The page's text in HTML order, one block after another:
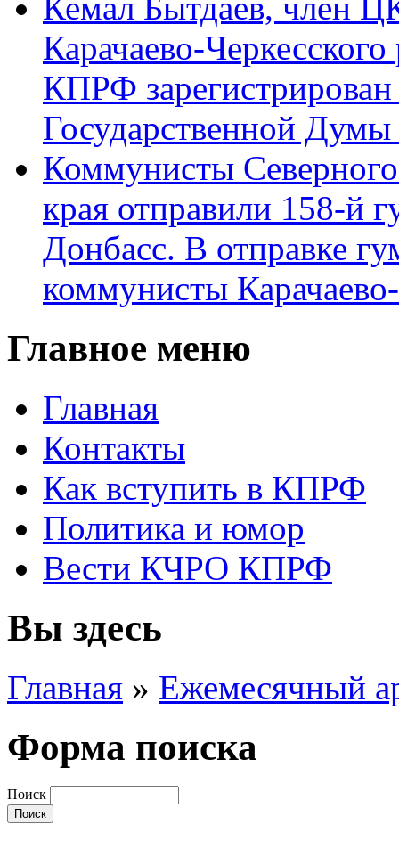
Карачаево-
КПРФ
Государственной
Коммунисты Северного
края отправили 158-й
Донбасс. В отправке
коммунисты
Главное меню
Главная
Контакты
Как вступить в КПРФ
Политика и юмор
Вести КЧРО КПРФ
Вы здесь
Главная » Ежемесячный
Форма поиска
Поиск